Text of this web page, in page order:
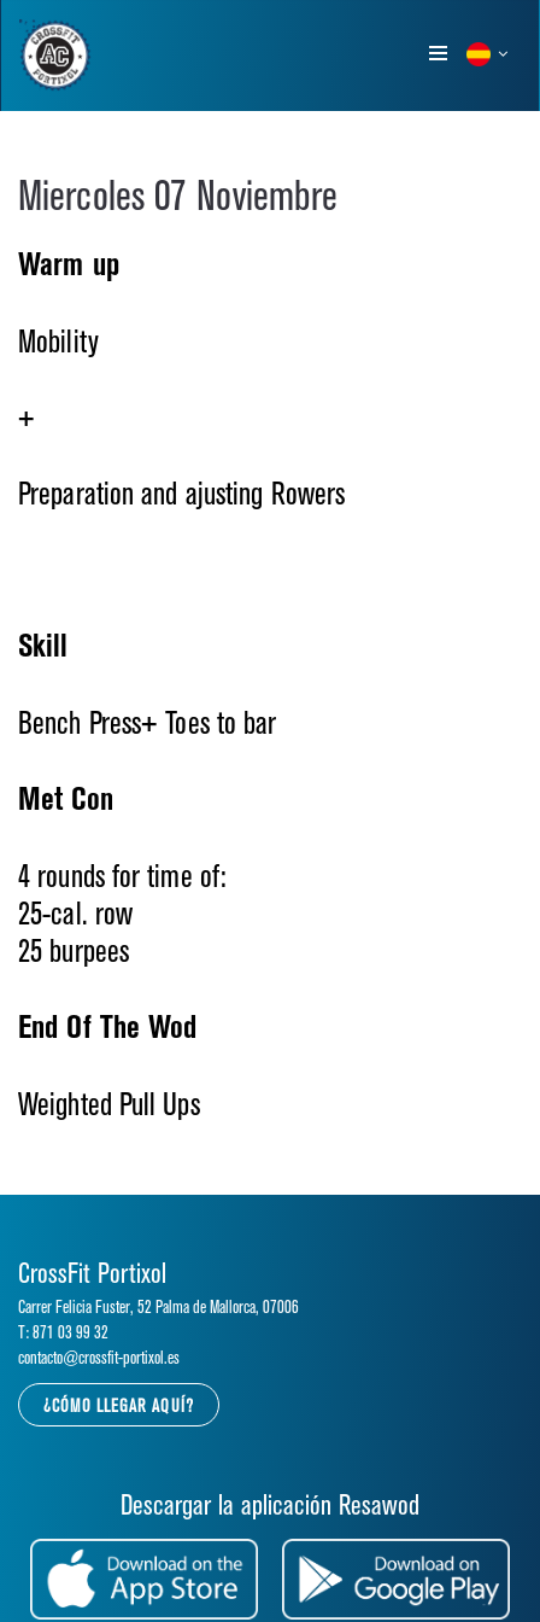
Show
Miercoles 07 Noviembre
Warm up
Mobility
+
Preparation and ajusting Rowers
Skill
Bench Press+ Toes to bar
Met Con
4 rounds for time of:
25-cal. row
25 burpees
End Of The Wod
Weighted Pull Ups
CrossFit Portixol
Carrer Felicia Fuster, 52 Palma de Mallorca, 07006
T: 871 03 99 32
contacto@crossfit-portixol.es
¿CÓMO LLEGAR AQUÍ?
Descargar la aplicación Resawod